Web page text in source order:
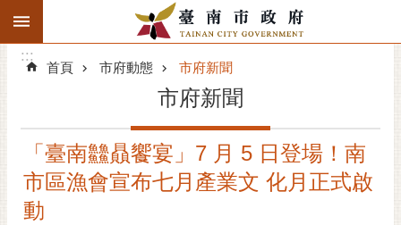
跳到主要內容區塊
搜
階
精彩府城
市府動態
:::
:::
首頁 市府動態 市府新聞
市府新聞
「臺南䲜贔饗宴」7 月 5 日登場！南
市區漁會宣布七月產業文 化月正式啟
動